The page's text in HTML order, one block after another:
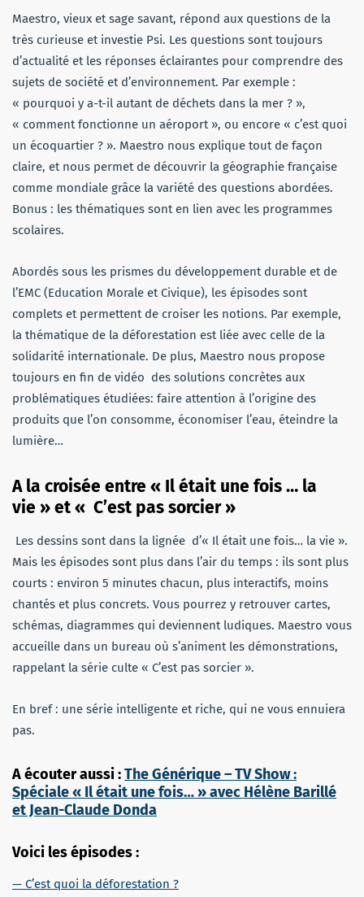
Maestro, vieux et sage savant, répond aux questions de la
très curieuse et investie Psi. Les questions sont toujours
d’actualité et les réponses éclairantes pour comprendre des
sujets de société et d’environnement. Par exemple :
« pourquoi y a-t-il autant de déchets dans la mer ? »,
« comment fonctionne un aéroport », ou encore « c’est quoi
un écoquartier ? ». Maestro nous explique tout de façon
claire, et nous permet de découvrir la géographie française
comme mondiale grâce la variété des questions abordées.
Bonus : les thématiques sont en lien avec les programmes
scolaires.
Abordés sous les prismes du développement durable et de
l’EMC (Education Morale et Civique), les épisodes sont
complets et permettent de croiser les notions. Par exemple,
la thématique de la déforestation est liée avec celle de la
solidarité internationale. De plus, Maestro nous propose
toujours en fin de vidéo des solutions concrètes aux
problématiques étudiées: faire attention à l’origine des
produits que l’on consomme, économiser l’eau, éteindre la
lumière…
A la croisée entre « Il était une fois … la
vie » et « C’est pas sorcier »
Les dessins sont dans la lignée d’« Il était une fois… la vie ».
Mais les épisodes sont plus dans l’air du temps : ils sont plus
courts : environ 5 minutes chacun, plus interactifs, moins
chantés et plus concrets. Vous pourrez y retrouver cartes,
schémas, diagrammes qui deviennent ludiques. Maestro vous
accueille dans un bureau où s’animent les démonstrations,
rappelant la série culte « C’est pas sorcier ».
En bref : une série intelligente et riche, qui ne vous ennuiera
pas.
A écouter aussi :The Générique – TV Show :
Spéciale « Il était une fois… » avec Hélène Barillé
et Jean-Claude Donda
Voici les épisodes :
— C’est quoi la déforestation ?